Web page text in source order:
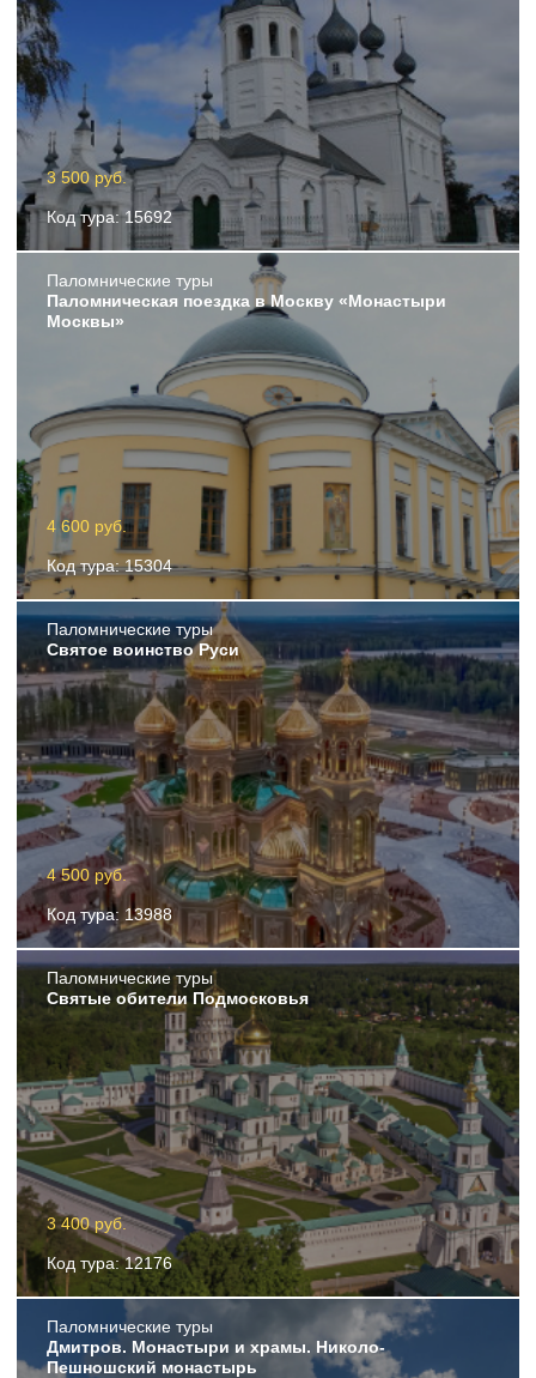
3 500 руб.
Код тура: 15692
Пaломнические туры
Паломническая поездка в Москву «Монастыри
Москвы»
4 600 руб.
Код тура: 15304
Пaломнические туры
Святое воинство Руси
4 500 руб.
Код тура: 13988
Пaломнические туры
Святые обители Подмосковья
3 400 руб.
Код тура: 12176
Пaломнические туры
Дмитров. Монастыри и храмы. Николо-
Пешношский монастырь